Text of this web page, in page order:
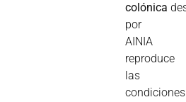
colónica
por
AINIA
reproduce
las
condiciones